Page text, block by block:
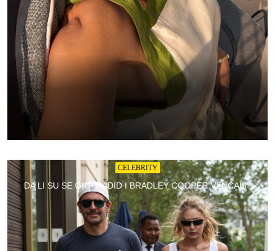
CELEBRITY
DA LI SU SE GIGI HADID I BRADLEY COOPER VENČALI?